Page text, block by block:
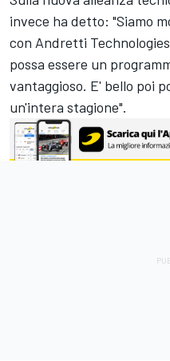
invece ha detto: "Siamo
con Andretti
possa essere un
vantaggioso. E' bello poi
un'intera stagione".